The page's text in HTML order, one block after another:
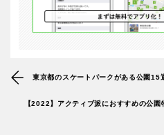
東京都のスケートパークがある公園15
【2022】アクティブ派におすすめの公園